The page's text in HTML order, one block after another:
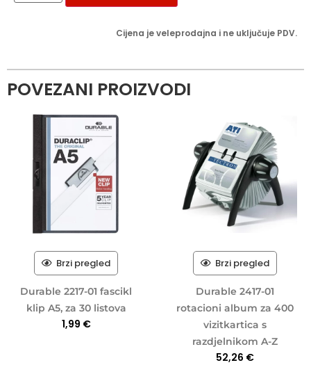
Cijena je veleprodajna i ne uključuje PDV.
POVEZANI PROIZVODI
Brzi pregled
Durable 2217-01 fascikl
klip A5, za 30 listova
1,99 €
Brzi pregled
Durable 2417-01
rotacioni album za 400
vizitkartica s
razdjelnikom A-Z
52,26 €